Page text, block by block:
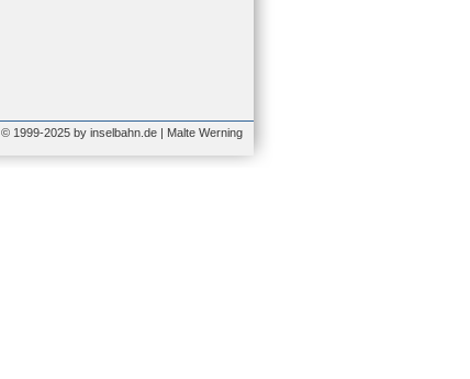
© 1999-2025 by inselbahn.de | Malte Werning